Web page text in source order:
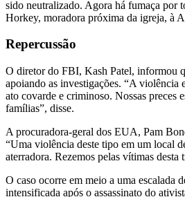
sido neutralizado. Agora há fumaça por
Horkey, moradora próxima da igreja, à
Repercussão
O diretor do FBI, Kash Patel, informou
apoiando as investigações. “A violência
ato covarde e criminoso. Nossas preces
famílias”, disse.
A procuradora-geral dos EUA, Pam
“Uma violência deste tipo em um local
aterradora. Rezemos pelas vítimas desta
O caso ocorre em meio a uma escalada
intensificada após o assassinato do